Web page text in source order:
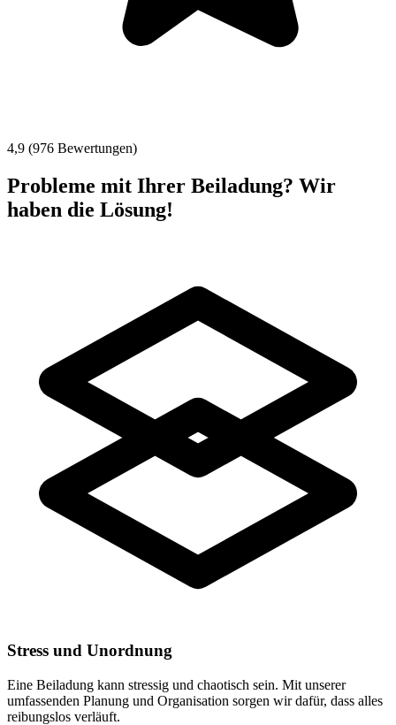
4,9 (976 Bewertungen)
Probleme mit Ihrer Beiladung? Wir
haben die Lösung!
Stress und Unordnung
Eine Beiladung kann stressig und chaotisch sein. Mit unserer
umfassenden Planung und Organisation sorgen wir dafür, dass alles
reibungslos verläuft.